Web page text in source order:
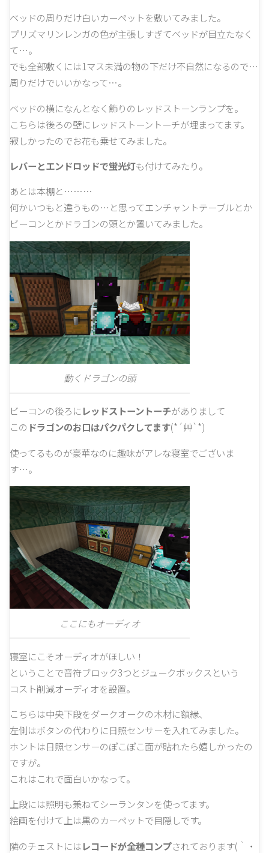
ベッドの周りだけ白いカーペットを敷いてみました。
プリズマリンレンガの色が主張しすぎてベッドが目立たなく
て…。
でも全部敷くには1マス未満の物の下だけ不自然になるので…
周りだけでいいかなって…。
ベッドの横になんとなく飾りのレッドストーンランプを。
こちらは後ろの壁にレッドストーントーチが埋まってます。
寂しかったのでお花も乗せてみました。
レバーとエンドロッドで蛍光灯も付けてみたり。
あとは本棚と………
何かいつもと違うもの…と思ってエンチャントテーブルとか
ビーコンとかドラゴンの頭とか置いてみました。
動くドラゴンの頭
ビーコンの後ろにレッドストーントーチがありまして
この ドラゴンのお口はパクパクしてます(*´艸`*)
使ってるものが豪華なのに趣味がアレな寝室でございま
す…。
ここにもオーディオ
寝室にこそオーディオがほしい！
ということで音符ブロック3つとジュークボックスという
コスト削減オーディオを設置。
こちらは中央下段をダークオークの木材に額縁、
左側はボタンの代わりに日照センサーを入れてみました。
ホントは日照センサーのぽこぽこ面が貼れたら嬉しかったの
ですが。
これはこれで面白いかなって。
上段には照明も兼ねてシーランタンを使ってます。
絵画を付けて上は黒のカーペットで目隠しです。
隣のチェストにはレコードが全種コンプされております(｀・